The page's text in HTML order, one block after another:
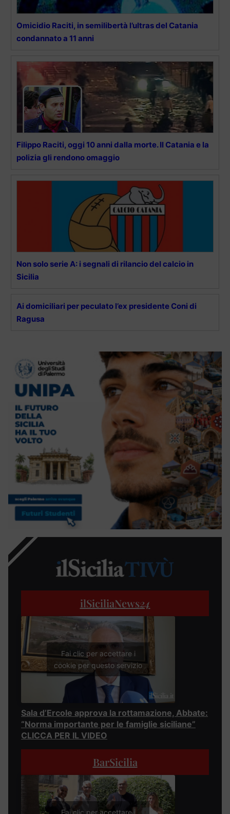
Omicidio Raciti, in semilibertà l’ultras del Catania
condannato a 11 anni
Filippo Raciti, oggi 10 anni dalla morte. Il Catania e la
polizia gli rendono omaggio
Non solo serie A: i segnali di rilancio del calcio in
Sicilia
Ai domiciliari per peculato l’ex presidente Coni di
Ragusa
ilSiciliaNews24
Fai clic per accettare i
cookie per questo servizio
Sala d’Ercole approva la rottamazione, Abbate:
“Norma importante per le famiglie siciliane”
CLICCA PER IL VIDEO
BarSicilia
Fai clic per accettare i